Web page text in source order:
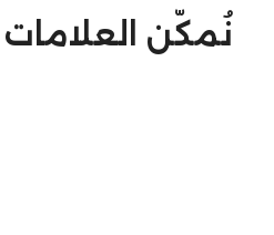
نُمكّن العلامات